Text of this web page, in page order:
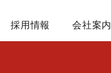
採用情報 会社案内